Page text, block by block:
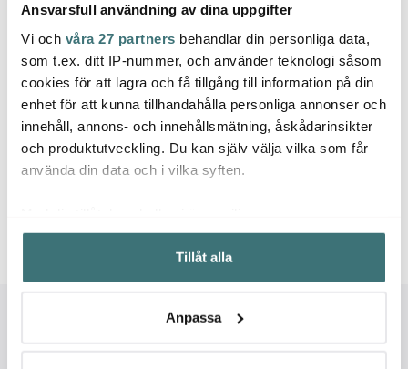
Ansvarsfull användning av dina uppgifter
Vi och våra 27 partners behandlar din personliga data,
som t.ex. ditt IP-nummer, och använder teknologi såsom
cookies för att lagra och få tillgång till information på din
enhet för att kunna tillhandahålla personliga annonser och
innehåll, annons- och innehållsmätning, åskådarinsikter
och produktutveckling. Du kan själv välja vilka som får
använda din data och i vilka syften.
Samla in information om din geografiska plats som
kan ha en noggrannhet på upp till flera meter
Identifiera din enhet genom att aktivt skanna den för
Ta reda på mer om hur dina personliga uppgifter
Tillåt alla
Anpassa
Låt dig inspireras av våra kunder
Relaterade sidor